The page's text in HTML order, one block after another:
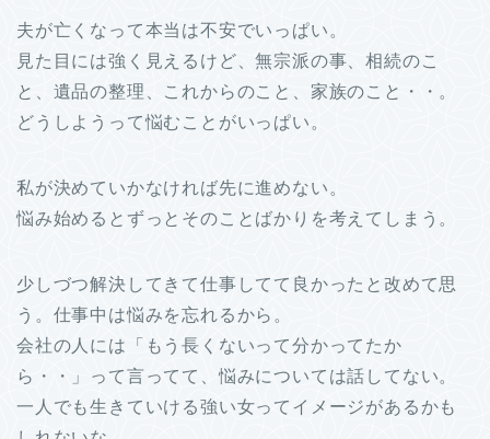
夫が亡くなって本当は不安でいっぱい。
見た目には強く見えるけど、無宗派の事、相続のこ
と、遺品の整理、これからのこと、家族のこと・・。
どうしようって悩むことがいっぱい。
私が決めていかなければ先に進めない。
悩み始めるとずっとそのことばかりを考えてしまう。
少しづつ解決してきて仕事してて良かったと改めて思
う。仕事中は悩みを忘れるから。
会社の人には「もう長くないって分かってたか
ら・・」って言ってて、悩みについては話してない。
一人でも生きていける強い女ってイメージがあるかも